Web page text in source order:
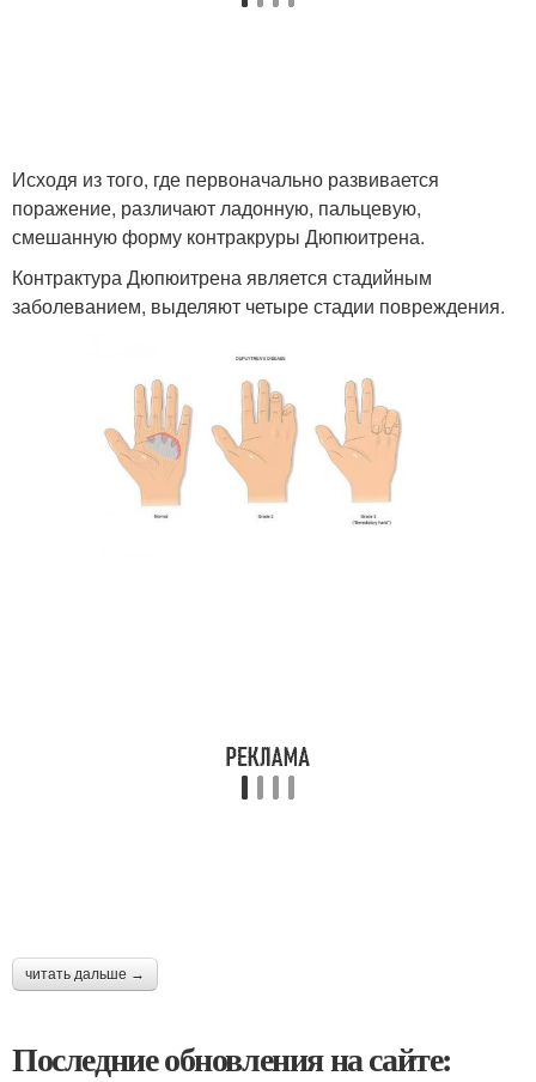
Исходя из того, где первоначально развивается
поражение, различают ладонную, пальцевую,
смешанную форму контракруры Дюпюитрена.
Контрактура Дюпюитрена является стадийным
заболеванием, выделяют четыре стадии повреждения.
читать дальше →
Последние обновления на сайте: